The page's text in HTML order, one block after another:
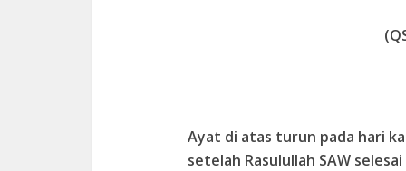
Ayat di atas turun pada hari
setelah Rasulullah SAW